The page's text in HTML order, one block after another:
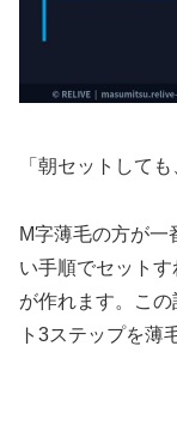
「朝セットして
M字薄毛の方が一
い手順でセット
が作れます。こ
ト3ステップを薄